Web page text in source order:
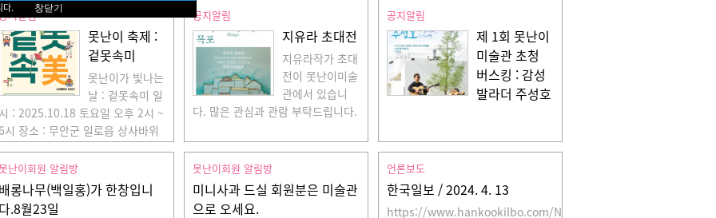
다.지알림
못난이 축제 :
겉못속미
못난이가 빛나는
날 : 겉못속미 일
: 2025.10.18 토요일 오후 2시 ~
시 장소 : 무안군 일로읍 상사바위
125, 못난이미술관
공지알림
지유라 초대전
지유라작가 초대
전이 못난이미술
관에서 있습니
다. 많은 관심과 관람 부탁드립니다.
공지알림
제 1회 못난이
미술관 초청
버스킹 : 감성
발라더 주성호
난이회원 알림방
롱나무(백일홍)가 한창입니
.8월23일
못난이회원 알림방
미니사과 드실 회원분은 미술관
으로 오세요.
언론보도
한국일보 / 2024. 4. 13
https://www.hankookilbo.com/News/Read/